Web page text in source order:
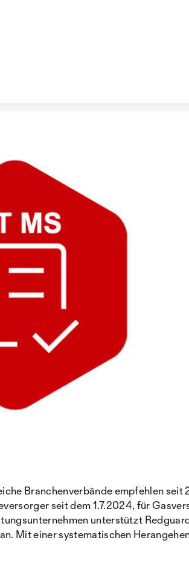
Branchenverbände empfehlen
seit dem 1.7.2024, für
unterstützt
Mit einer systematischen